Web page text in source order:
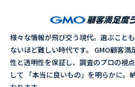
様々な情報が飛び交う現代。選ぶこと
ないほど難しい時代です。 GMO顧客
性と透明性を保証し、調査のプロの視
して 「本当に良いもの」を明らかに。